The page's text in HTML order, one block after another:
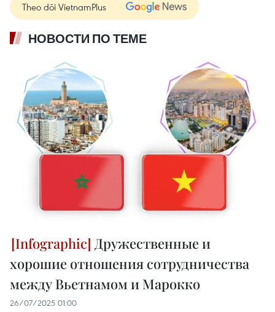
Theo dõi VietnamPlus
НОВОСТИ ПО ТЕМЕ
Дружественные и
хорошие отношения сотрудничества
между Вьетнамом и Марокко
26/07/2025 01:00